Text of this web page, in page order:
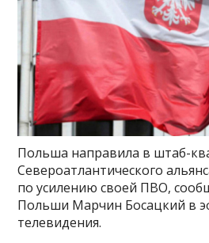
Польша направила в штаб-
Североатлантического
по усилению своей ПВО,
Польши Марчин Босацкий в
телевидения.